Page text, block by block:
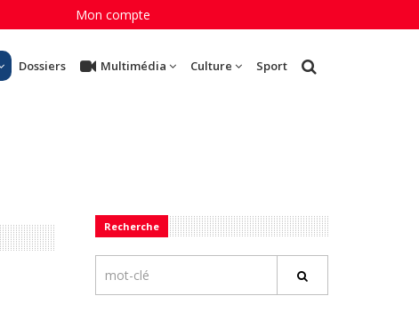
Mon compte
Dossiers Multimédia Culture Sport
Recherche